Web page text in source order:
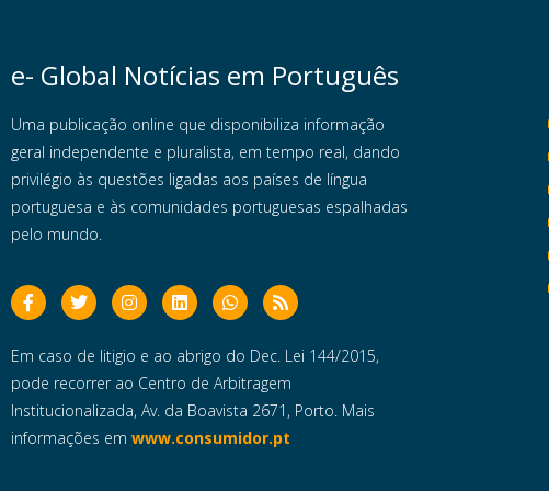
e- Global Notícias em Português
Uma publicação online que disponibiliza informação
geral independente e pluralista, em tempo real, dando
privilégio às questões ligadas aos países de língua
portuguesa e às comunidades portuguesas espalhadas
pelo mundo.
Em caso de litigio e ao abrigo do Dec. Lei 144/2015,
pode recorrer ao Centro de Arbitragem
Institucionalizada, Av. da Boavista 2671, Porto. Mais
informações em www.consumidor.pt